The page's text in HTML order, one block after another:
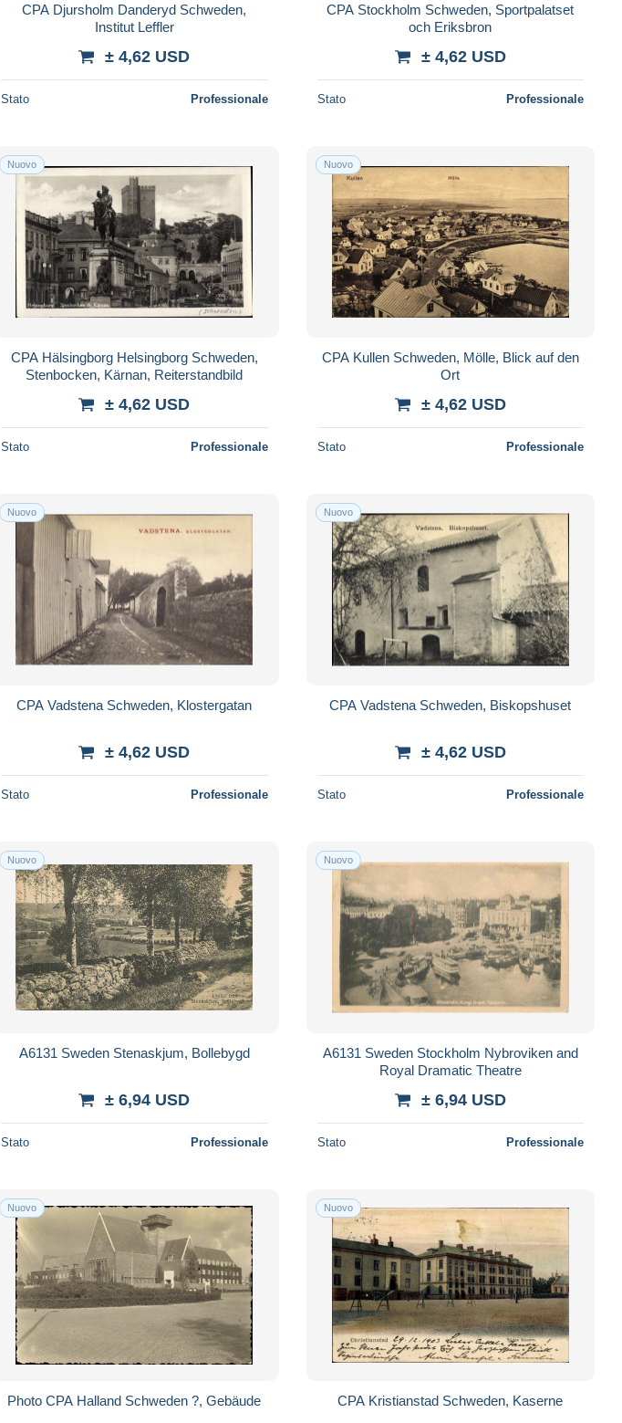
CPA Djursholm Danderyd Schweden,
Institut Leffler
± 4,62 USD
Stato Professionale
CPA Stockholm Schweden, Sportpalatset
och Eriksbron
± 4,62 USD
Stato Professionale
Nuovo
CPA Hälsingborg Helsingborg Schweden,
Stenbocken, Kärnan, Reiterstandbild
± 4,62 USD
Stato Professionale
Nuovo
CPA Kullen Schweden, Mölle, Blick auf den
Ort
± 4,62 USD
Stato Professionale
Nuovo
CPA Vadstena Schweden, Klostergatan
± 4,62 USD
Stato Professionale
Nuovo
CPA Vadstena Schweden, Biskopshuset
± 4,62 USD
Stato Professionale
Nuovo
A6131 Sweden Stenaskjum, Bollebygd
± 6,94 USD
Stato Professionale
Nuovo
A6131 Sweden Stockholm Nybroviken and
Royal Dramatic Theatre
± 6,94 USD
Stato Professionale
Nuovo
Photo CPA Halland Schweden ?, Gebäude
Nuovo
CPA Kristianstad Schweden, Kaserne